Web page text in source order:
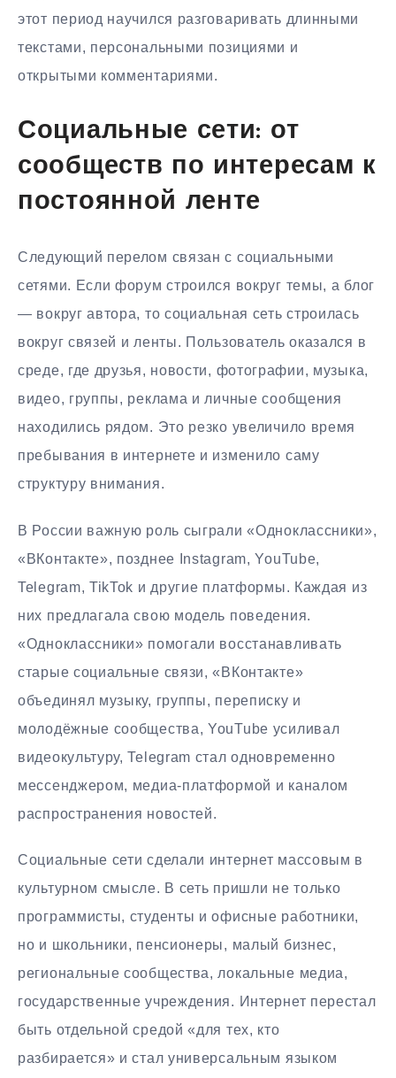
этот период научился разговаривать длинными
текстами, персональными позициями и
открытыми комментариями.
Социальные сети: от
сообществ по интересам к
постоянной ленте
Следующий перелом связан с социальными
сетями. Если форум строился вокруг темы, а блог
— вокруг автора, то социальная сеть строилась
вокруг связей и ленты. Пользователь оказался в
среде, где друзья, новости, фотографии, музыка,
видео, группы, реклама и личные сообщения
находились рядом. Это резко увеличило время
пребывания в интернете и изменило саму
структуру внимания.
В России важную роль сыграли «Одноклассники»,
«ВКонтакте», позднее Instagram, YouTube,
Telegram, TikTok и другие платформы. Каждая из
них предлагала свою модель поведения.
«Одноклассники» помогали восстанавливать
старые социальные связи, «ВКонтакте»
объединял музыку, группы, переписку и
молодёжные сообщества, YouTube усиливал
видеокультуру, Telegram стал одновременно
мессенджером, медиа-платформой и каналом
распространения новостей.
Социальные сети сделали интернет массовым в
культурном смысле. В сеть пришли не только
программисты, студенты и офисные работники,
но и школьники, пенсионеры, малый бизнес,
региональные сообщества, локальные медиа,
государственные учреждения. Интернет перестал
быть отдельной средой «для тех, кто
разбирается» и стал универсальным языком